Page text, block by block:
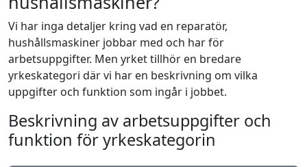
Vi har inga detaljer kring vad en reparatör,
hushållsmaskiner jobbar med och har för
arbetsuppgifter. Men yrket tillhör en bredare
yrkeskategori där vi har en beskrivning om vilka
uppgifter och funktion som ingår i jobbet.
Beskrivning av arbetsuppgifter och
funktion för yrkeskategorin